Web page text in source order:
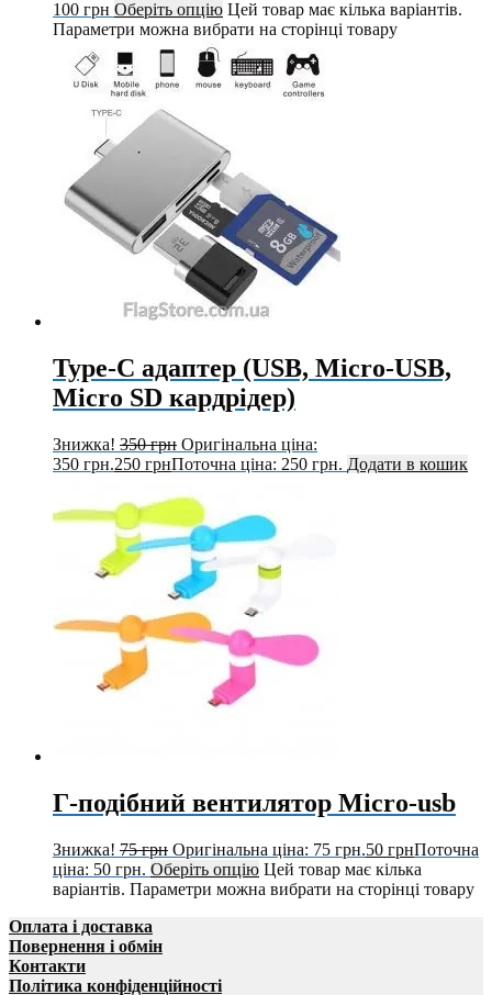
100 грн Оберіть опцію Цей товар має кілька варіантів.
Параметри можна вибрати на сторінці товару
Type-C адаптер (USB, Micro-USB,
Micro SD кардрідер)
Знижка! 350грн Оригінальна ціна:
350 грн.250 грнПоточна ціна: 250 грн. Додати в кошик
Г-подібний вентилятор Micro-usb
Знижка! 75грн Оригінальна ціна: 75 грн.50 грнПоточна
ціна: 50 грн. Оберіть опцію Цей товар має кілька
варіантів. Параметри можна вибрати на сторінці товару
Оплата і доставка
Повернення і обмін
Контакти
Політика конфіденційності